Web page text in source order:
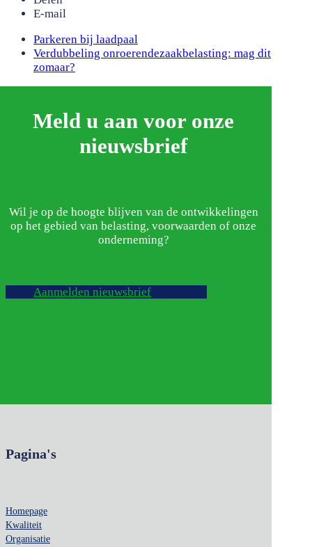
E-mail
previous
post:
Parkeren bij laadpaal
next
post:
Verdubbeling onroerendezaakbelasting: mag dit
zomaar?
Meld u aan voor onze
nieuwsbrief
Wil je op de hoogte blijven van de ontwikkelingen
op het gebied van belasting, voorwaarden of onze
onderneming?
Aanmelden nieuwsbrief
Pagina's
Homepage
Kwaliteit
Organisatie